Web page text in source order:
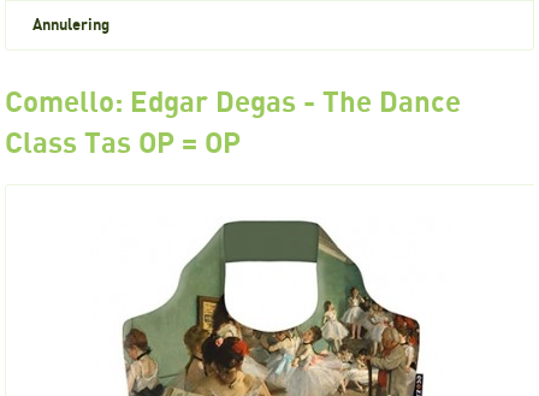
Annulering
Comello: Edgar Degas - The Dance
Class Tas OP = OP